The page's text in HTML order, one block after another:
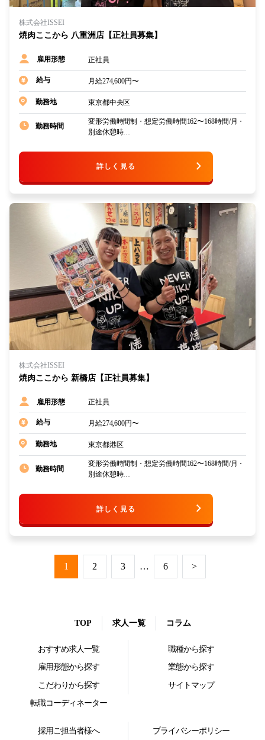
株式会社ISSEI
焼肉ここから 八重洲店【正社員募集】
雇用形態 正社員
給与 月給274,600円〜
勤務地 東京都中央区
勤務時間
変形労働時間制・想定労働時間162〜168時間/月・
別途休憩時…
詳しく見る
株式会社ISSEI
焼肉ここから 新橋店【正社員募集】
雇用形態 正社員
給与 月給274,600円〜
勤務地 東京都港区
勤務時間
変形労働時間制・想定労働時間162〜168時間/月・
別途休憩時…
詳しく見る
1 2 3 … 6 >
TOP 求人一覧 コラム
おすすめ求人一覧 職種から探す
雇用形態から探す 業態から探す
こだわりから探す サイトマップ
転職コーディネーター
採用ご担当者様へ プライバシーポリシー